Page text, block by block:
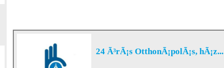
24 Ã³rÃ¡s OtthonÃ¡polÃ¡s, hÃ¡z...